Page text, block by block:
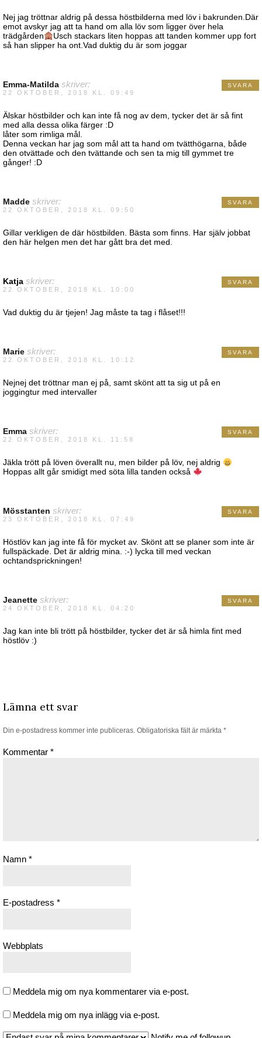
Nej jag tröttnar aldrig på dessa höstbilderna med löv i bakrunden.Där
emot avskyr jag att ta hand om alla löv som ligger över hela
trädgården
Usch stackars liten hoppas att tanden kommer upp fort
så han slipper ha ont.Vad duktig du är som joggar
Emma-Matilda skriver:
22 OKTOBER, 2018 KL. 09:49
Älskar höstbilder och kan inte få nog av dem, tycker det är så fint
med alla dessa olika färger :D
låter som rimliga mål.
Denna veckan har jag som mål att ta hand om tvätthögarna, både
den otvättade och den tvättande och sen ta mig till gymmet tre
gånger! :D
SVARA
Madde skriver:
22 OKTOBER, 2018 KL. 09:50
Gillar verkligen de där höstbilden. Bästa som finns. Har själv jobbat
den här helgen men det har gått bra det med.
SVARA
Katja skriver:
22 OKTOBER, 2018 KL. 10:00
Vad duktig du är tjejen! Jag måste ta tag i flåset!!!
SVARA
Marie skriver:
22 OKTOBER, 2018 KL. 10:12
Nejnej det tröttnar man ej på, samt skönt att ta sig ut på en
joggingtur med intervaller
SVARA
Emma skriver:
22 OKTOBER, 2018 KL. 11:58
Jäkla trött på löven överallt nu, men bilder på löv, nej aldrig
Hoppas allt går smidigt med söta lilla tanden också
SVARA
Mösstanten skriver:
23 OKTOBER, 2018 KL. 07:49
Höstlöv kan jag inte få för mycket av. Skönt att se planer som inte är
fullspäckade. Det är aldrig mina. :-) lycka till med veckan
ochtandsprickningen!
SVARA
Jeanette skriver:
24 OKTOBER, 2018 KL. 04:20
Jag kan inte bli trött på höstbilder, tycker det är så himla fint med
höstlöv :)
SVARA
Lämna ett svar
Din e-postadress kommer inte publiceras. Obligatoriska fält är märkta *
Kommentar *
Namn *
E-postadress *
Webbplats
Meddela mig om nya kommentarer via e-post.
Meddela mig om nya inlägg via e-post.